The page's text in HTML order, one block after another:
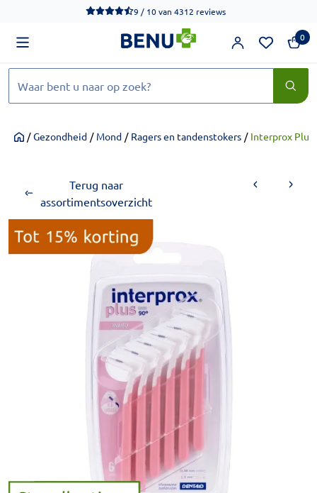
We werken momenteel hard aan het verbeteren van de
9 / 10van 4312 reviews
0
Home
/ Gezondheid / Mond / Ragers en tandenstokers / Interprox Plus
Terug naar
assortimentsoverzicht